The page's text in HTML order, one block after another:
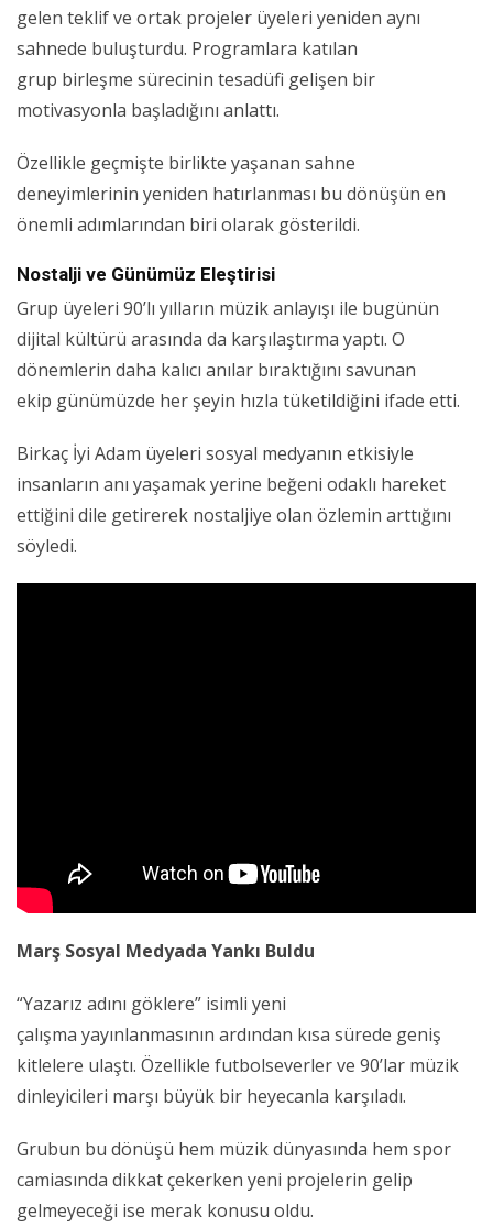
gelen teklif ve ortak projeler üyeleri yeniden aynı
sahnede buluşturdu. Programlara katılan
grup birleşme sürecinin tesadüfi gelişen bir
motivasyonla başladığını anlattı.
Özellikle geçmişte birlikte yaşanan sahne
deneyimlerinin yeniden hatırlanması bu dönüşün en
önemli adımlarından biri olarak gösterildi.
Nostalji ve Günümüz Eleştirisi
Grup üyeleri 90’lı yılların müzik anlayışı ile bugünün
dijital kültürü arasında da karşılaştırma yaptı. O
dönemlerin daha kalıcı anılar bıraktığını savunan
ekip günümüzde her şeyin hızla tüketildiğini ifade etti.
Birkaç İyi Adam üyeleri sosyal medyanın etkisiyle
insanların anı yaşamak yerine beğeni odaklı hareket
ettiğini dile getirerek nostaljiye olan özlemin arttığını
söyledi.
Marş Sosyal Medyada Yankı Buldu
“Yazarız adını göklere” isimli yeni
çalışma yayınlanmasının ardından kısa sürede geniş
kitlelere ulaştı. Özellikle futbolseverler ve 90’lar müzik
dinleyicileri marşı büyük bir heyecanla karşıladı.
Grubun bu dönüşü hem müzik dünyasında hem spor
camiasında dikkat çekerken yeni projelerin gelip
gelmeyeceği ise merak konusu oldu.